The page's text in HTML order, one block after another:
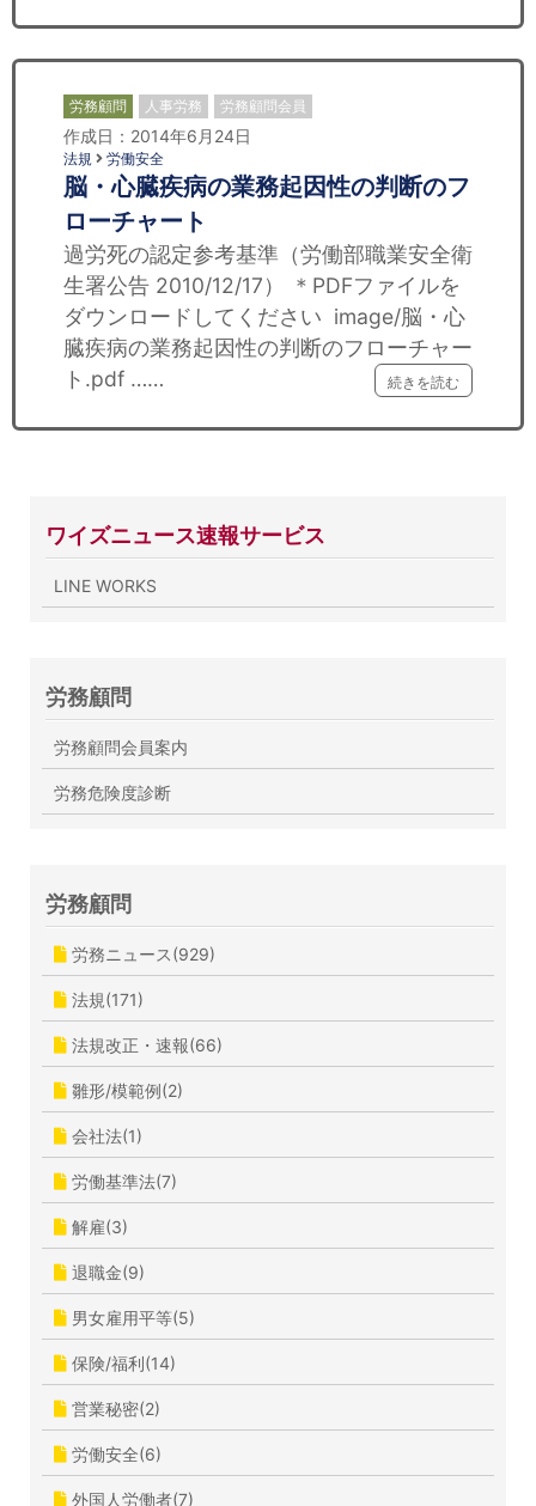
労務顧問 人事労務 労務顧問会員
作成日：2014年6月24日
法規 労働安全
脳・心臓疾病の業務起因性の判断のフ
ローチャート
過労死の認定参考基準（労働部職業安全衛
生署公告 2010/12/17） ＊PDFファイルを
ダウンロードしてください image/脳・心
臓疾病の業務起因性の判断のフローチャー
ト.pdf ……
続きを読む
ワイズニュース速報サービス
LINE WORKS
労務顧問
労務顧問会員案内
労務危険度診断
労務顧問
労務ニュース(929)
法規(171)
法規改正・速報(66)
雛形/模範例(2)
会社法(1)
労働基準法(7)
解雇(3)
退職金(9)
男女雇用平等(5)
保険/福利(14)
営業秘密(2)
労働安全(6)
外国人労働者(7)